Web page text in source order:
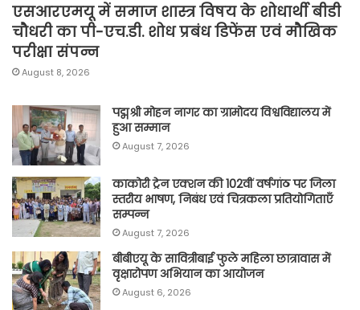
एसआरएमयू में समाज शास्त्र विषय के शोधार्थी बीडी
चौधरी का पी-एच.डी. शोध प्रबंध डिफेंस एवं मौखिक
परीक्षा संपन्न
August 8, 2026
पद्मश्री मोहन नागर का ग्रामोदय विश्वविद्यालय में
हुआ सम्मान
August 7, 2026
काकोरी ट्रेन एक्शन की 102वीं वर्षगांठ पर जिला
स्तरीय भाषण, निबंध एवं चित्रकला प्रतियोगिताएँ
सम्पन्न
August 7, 2026
बीबीएयू के सावित्रीबाई फुले महिला छात्रावास में
वृक्षारोपण अभियान का आयोजन
August 6, 2026